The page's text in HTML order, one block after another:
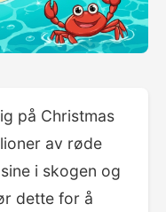
på Christmas
av røde
i skogen og
dette for å